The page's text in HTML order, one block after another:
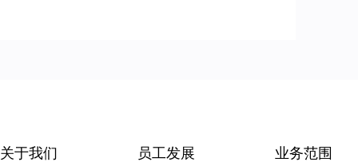
关于我们 员工发展 业务范围